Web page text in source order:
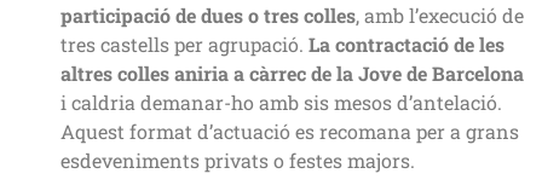
participació de dues o tres colles, amb l’execució de
tres castells per agrupació. La contractació de les
altres colles aniria a càrrec de la Jove de Barcelona
i caldria demanar-ho amb sis mesos d’antelació.
Aquest format d’actuació es recomana per a grans
esdeveniments privats o festes majors.